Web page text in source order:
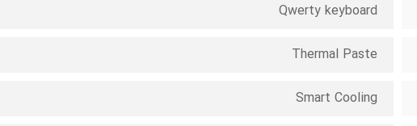
Qwerty keyboard
Thermal Paste
Smart Cooling